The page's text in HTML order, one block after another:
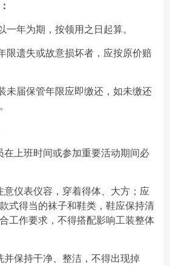
一年为期，按领用之日起算。
限遗失或故意损坏者，应按原价赔
未届保管年限应即缴还，如未缴还
在上班时间或参加重要活动期间必
意仪表仪容，穿着得体、大方；应
式得当的袜子和鞋类，鞋应保持清
工作要求，不得搭配影响工装整体
并保持干净、整洁，不得出现掉